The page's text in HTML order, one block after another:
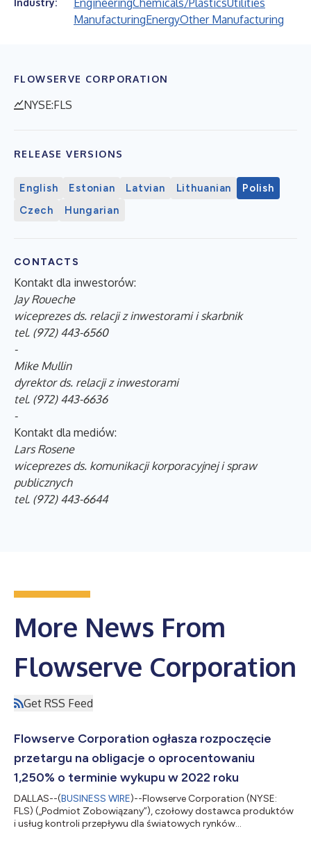
Industry: EngineeringChemicals/PlasticsUtilities
ManufacturingEnergyOther Manufacturing
FLOWSERVE CORPORATION
NYSE:FLS
RELEASE VERSIONS
English Estonian Latvian Lithuanian
Polish
Czech
Hungarian
CONTACTS
Kontakt dla inwestorów:
Jay Roueche
wiceprezes ds. relacji z inwestorami i skarbnik
tel. (972) 443-6560
-
Mike Mullin
dyrektor ds. relacji z inwestorami
tel. (972) 443-6636
-
Kontakt dla mediów:
Lars Rosene
wiceprezes ds. komunikacji korporacyjnej i spraw
publicznych
tel. (972) 443-6644
More News From
Flowserve Corporation
Get RSS Feed
Flowserve Corporation ogłasza rozpoczęcie
przetargu na obligacje o oprocentowaniu
1,250% o terminie wykupu w 2022 roku
DALLAS--(BUSINESS WIRE)--Flowserve Corporation (NYSE:
FLS) („Podmiot Zobowiązany”), czołowy dostawca produktów
i usług kontroli przepływu dla światowych rynków